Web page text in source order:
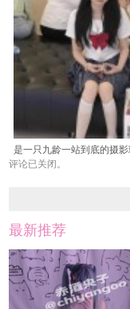
评论已关闭。
最新推荐